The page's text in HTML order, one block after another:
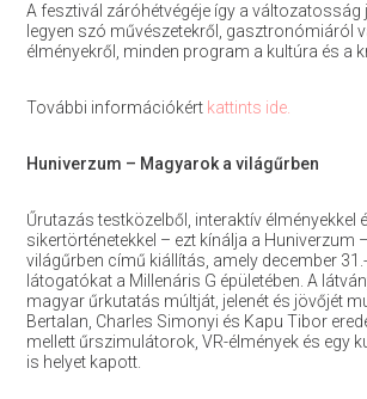
A fesztivál záróhétvégéje így a változatosság
legyen szó művészetekről, gasztronómiáról
élményekről, minden program a kultúra és a
További információkért kattints ide.
Huniverzum – Magyarok a világűrben
Űrutazás testközelből, interaktív élményekkel
sikertörténetekkel – ezt kínálja a Huniverzum
világűrben című kiállítás, amely december
látogatókat a Millenáris G épületében. A
magyar űrkutatás múltját, jelenét és jövőjét
Bertalan, Charles Simonyi és Kapu Tibor
mellett űrszimulátorok, VR-élmények és egy
is helyet kapott.